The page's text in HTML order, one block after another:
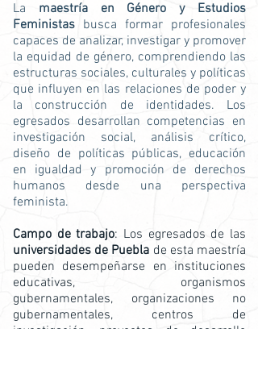
La maestría en Género y Estudios
Feministas busca formar profesionales
capaces de analizar, investigar y promover
la equidad de género, comprendiendo las
estructuras sociales, culturales y políticas
que influyen en las relaciones de poder y
la construcción de identidades. Los
egresados desarrollan competencias en
investigación social, análisis crítico,
diseño de políticas públicas, educación
en igualdad y promoción de derechos
humanos desde una perspectiva
feminista.
Campo de trabajo: Los egresados de las
universidades de Puebla de esta maestría
pueden desempeñarse en instituciones
educativas, organismos
gubernamentales, organizaciones no
gubernamentales, centros de
investigación, proyectos de desarrollo